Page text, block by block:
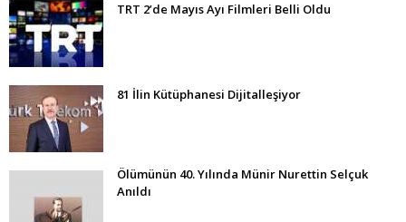
TRT 2’de Mayıs Ayı Filmleri Belli Oldu
81 İlin Kütüphanesi Dijitalleşiyor
Ölümünün 40. Yılında Münir Nurettin Selçuk
Anıldı